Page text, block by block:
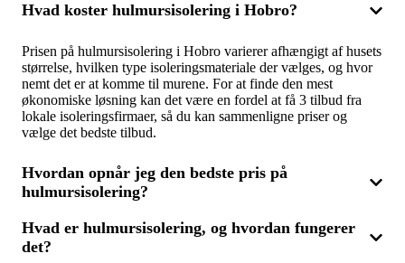
Hvad koster hulmursisolering i Hobro?
Prisen på hulmursisolering i Hobro varierer afhængigt af husets
størrelse, hvilken type isoleringsmateriale der vælges, og hvor
nemt det er at komme til murene. For at finde den mest
økonomiske løsning kan det være en fordel at få 3 tilbud fra
lokale isoleringsfirmaer, så du kan sammenligne priser og
vælge det bedste tilbud.
Hvordan opnår jeg den bedste pris på
hulmursisolering?
For at få den bedste pris på hulmursisolering bør du anmode
om 3 tilbud fra forskellige isoleringsfirmaer. Ved at
Hvad er hulmursisolering, og hvordan fungerer
det?